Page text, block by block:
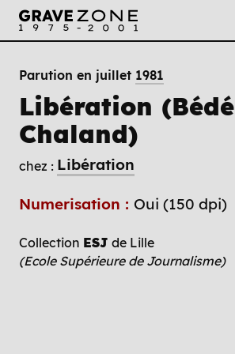
Parution en juillet 1981
Libération
Chaland)
chez : Libération
Numerisation : Oui (150 dpi)
Collection ESJ de Lille
(Ecole Supérieure de Journalisme)